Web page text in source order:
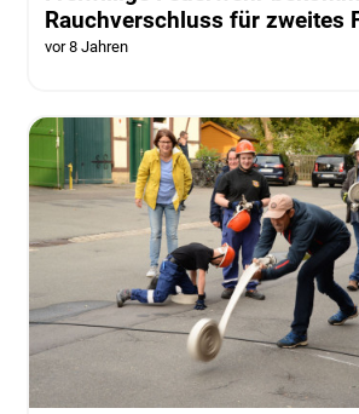
Rauchverschluss für zweites
vor 8 Jahren